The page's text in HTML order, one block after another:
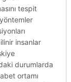
tespit
insanlar
durumlarda
ortamı